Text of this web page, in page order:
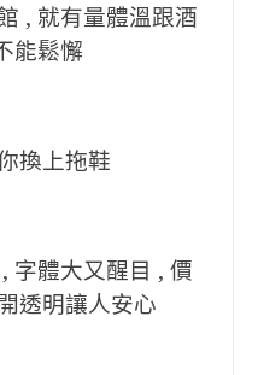
, 就有量體溫跟酒
能鬆懈
換上拖鞋
字體大又醒目 , 價
透明讓人安心